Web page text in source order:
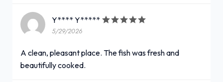
Y**** Y*****
5/29/2026
A clean, pleasant place. The fish was fresh and
beautifully cooked.